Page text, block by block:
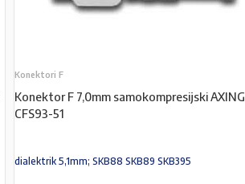
Konektori F
Konektor F 7,0mm samokompresijski AXING
CFS93-51
dialektrik 5,1mm; SKB88 SKB89 SKB395